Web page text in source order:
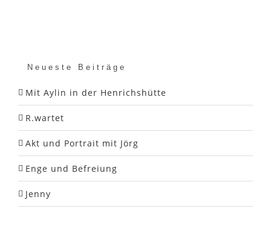
Neueste Beiträge
Mit Aylin in der Henrichshütte
R.wartet
Akt und Portrait mit Jörg
Enge und Befreiung
Jenny